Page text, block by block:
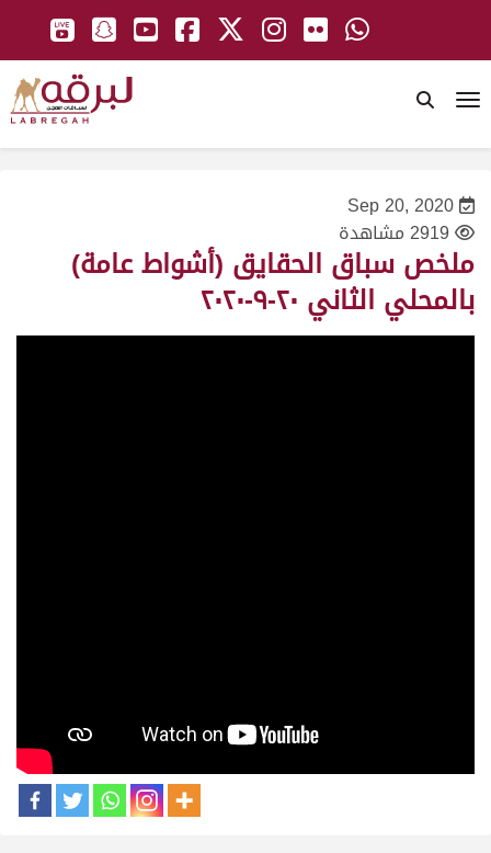
Sep 20, 2020
2919 مشاهدة
ملخص سباق الحقايق (أشواط عامة)
بالمحلي الثاني ٢٠-٩-٢٠٢٠